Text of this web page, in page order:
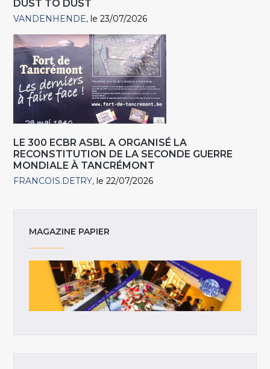
DUST TO DUST
VANDENHENDE le 23/07/2026
LE 300 ECBR ASBL A ORGANISÉ LA
RECONSTITUTION DE LA SECONDE GUERRE
MONDIALE À TANCRÉMONT
FRANCOIS.DETRY le 22/07/2026
MAGAZINE PAPIER